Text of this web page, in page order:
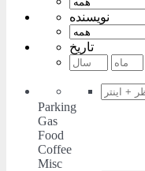
نویسنده
تاریخ
Parking
Gas
Food
Coffee
Misc